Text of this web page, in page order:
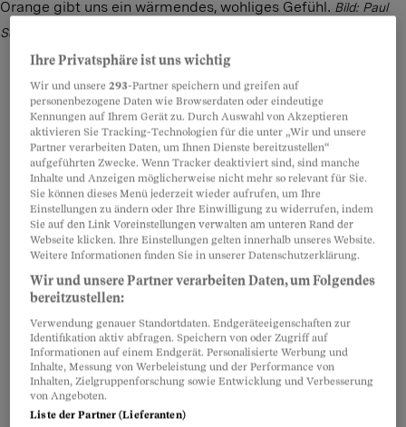
Orange gibt uns ein wärmendes, wohliges Gefühl. Bild: Paul
Seewer
Teilen Anhören Merken Kommentare
Artikel teilen
Kürzlich putzte ich mir beinahemit
Sonnencremedie Zähne. Kein Wunder, Sherpa-
und Elmex-Tube sehen praktisch gleich aus. Das
liegt an ihrer Farbe: Orange.
Schlaftrunken fragte ich mich: Wann hat man
sich eigentlich darauf geeinigt, dass
Sonnenschutzverpackungen orange sein
müssen?
Ihre Privatsphäre ist uns wichtig
Wir und unsere293-Partner speichern und greifen auf
personenbezogene Daten wie Browserdaten oder eindeutige
Kennungen auf Ihrem Gerät zu. Durch Auswahl von Akzeptieren
aktivieren Sie Tracking-Technologien für die unter „Wir und unsere
Partner verarbeiten Daten, um Ihnen Dienste bereitzustellen“
aufgeführten Zwecke. Wenn Tracker deaktiviert sind, sind manche
Inhalte und Anzeigen möglicherweise nicht mehr so relevant für Sie.
Sie können dieses Menü jederzeit wieder aufrufen, um Ihre
Einstellungen zu ändern oder Ihre Einwilligung zu widerrufen, indem
Sie auf den Link Voreinstellungen verwalten am unteren Rand der
Webseite klicken. Ihre Einstellungen gelten innerhalb unseres Website.
Weitere Informationen finden Sie in unserer Datenschutzerklärung.
Wir und unsere Partner verarbeiten Daten, um Folgendes
bereitzustellen:
Verwendung genauer Standortdaten. Endgeräteeigenschaften zur
Identifikation aktiv abfragen. Speichern von oder Zugriff auf
Informationen auf einem Endgerät. Personalisierte Werbung und
Inhalte, Messung von Werbeleistung und der Performance von
Inhalten, Zielgruppenforschung sowie Entwicklung und Verbesserung
von Angeboten.
Liste der Partner (Lieferanten)